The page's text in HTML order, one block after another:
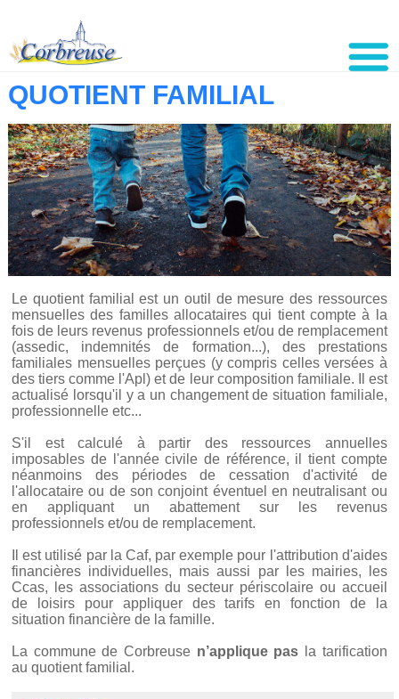
QUOTIENT FAMILIAL
Le quotient familial est un outil de mesure des ressources
mensuelles des familles allocataires qui tient compte à la
fois de leurs revenus professionnels et/ou de remplacement
(assedic, indemnités de formation...), des prestations
familiales mensuelles perçues (y compris celles versées à
des tiers comme l'Apl) et de leur composition familiale. Il est
actualisé lorsqu'il y a un changement de situation familiale,
professionnelle etc...
S'il est calculé à partir des ressources annuelles
imposables de l'année civile de référence, il tient compte
néanmoins des périodes de cessation d'activité de
l'allocataire ou de son conjoint éventuel en neutralisant ou
en appliquant un abattement sur les revenus
professionnels et/ou de remplacement.
Il est utilisé par la Caf, par exemple pour l'attribution d'aides
financières individuelles, mais aussi par les mairies, les
Ccas, les associations du secteur périscolaire ou accueil
de loisirs pour appliquer des tarifs en fonction de la
situation financière de la famille.
La commune de Corbreuse n’applique pas la tarification
au quotient familial.